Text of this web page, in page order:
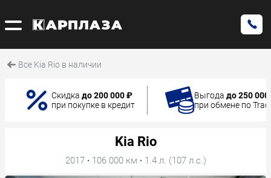
Все Kia Rio в наличии
Скидка до 200 000 ₽
при покупке в кредит
Выгода до 250
при обмене по
Kia Rio
2017 · 106 000 км · 1.4 л. (107 л.с.)